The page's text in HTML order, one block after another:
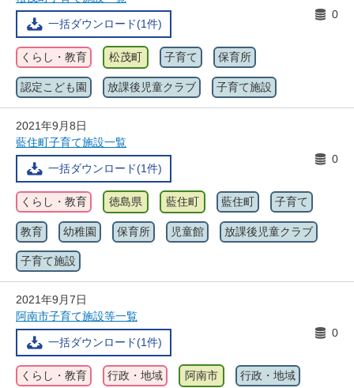
一括ダウンロード(1件)
0
くらし・教育 松茂町 子育て 保育所
認定こども園 放課後児童クラブ 子育て施設
2021年9月8日
藍住町子育て施設一覧
一括ダウンロード(1件)
0
くらし・教育 徳島県 藍住町 藍住町 子育て
教育 幼稚園 保育所 児童館 放課後児童クラブ
子育て施設
2021年9月7日
阿南市子育て施設等一覧
一括ダウンロード(1件)
0
くらし・教育 行政・地域 阿南市 行政・地域